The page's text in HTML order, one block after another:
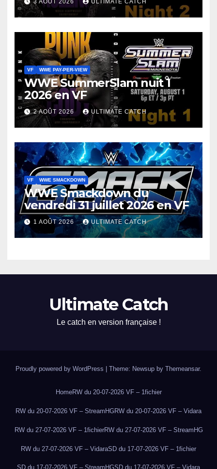
3 AOÛT 2026 ULTIMATE CATCH
VF WWE PAY-PER-VIEW
WWE SummerSlam nuit 1
2026 en VF
2 AOÛT 2026 ULTIMATE CATCH
VF WWE SMACKDOWN
WWE Smackdown du
vendredi 31 juillet 2026 en VF
1 AOÛT 2026 ULTIMATE CATCH
Ultimate Catch
Le catch en version française !
Proudly powered by WordPress Theme: Newsup by Themeansar.
HomeRW du 20-07-2026 VF – 1fichier
RW du 20-07-2026 VF – StreamHGRW du 20-07-2026 VF – Vidara
RW du 27-07-2026 VF – 1fichierRW du 27-07-2026 VF – StreamHG
RW du 27-07-2026 VF – VidaraSD du 17-07-2026 VF – 1fichier
SD du 17-07-2026 VF – StreamHGSD du 17-07-2026 VF – Vidara